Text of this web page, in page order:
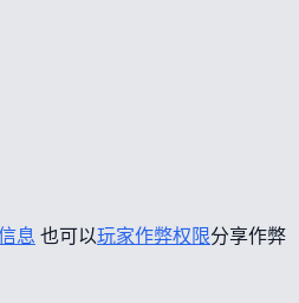
息 也可以玩家作弊权限分享作弊